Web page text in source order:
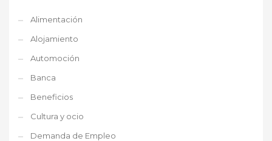
Alimentación
Alojamiento
Automoción
Banca
Beneficios
Cultura y ocio
Demanda de Empleo